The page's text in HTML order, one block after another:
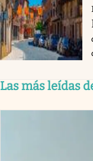
Las más leídas